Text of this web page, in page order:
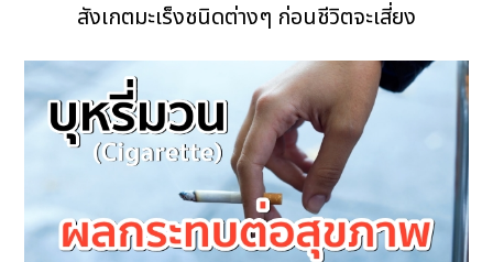
สังเกตมะเร็งชนิดต่างๆ ก่อนชีวิตจะเสี่ยง